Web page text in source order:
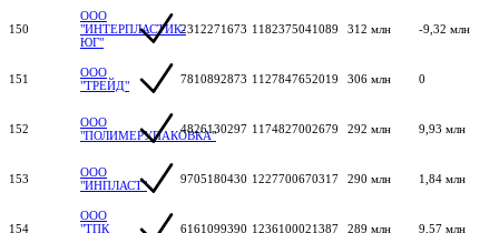
150
ООО
"ИНТЕРПЛАСТИК-
ЮГ"
2312271673 1182375041089 312 млн -9,32 млн
151
ООО
"ТРЕЙД"
7810892873 1127847652019 306 млн 0
152
ООО
"ПОЛИМЕРУПАКОВКА"4826130297 1174827002679 292 млн 9,93 млн
153
ООО
"ИНПЛАСТ"
9705180430 1227700670317 290 млн 1,84 млн
154
ООО
"ТПК
6161099390 1236100021387 289 млн 9,57 млн